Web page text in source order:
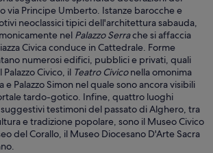
via Principe Umberto. Istanze barocche e
neoclassici tipici dell'architettura sabauda,
nel Palazzo Serrache si affaccia
Civica conduce in Cattedrale. Forme
numerosi edifici, pubblici e privati, quali
Palazzo Civico, il Teatro Civiconella omonima
e Palazzo Simon nel quale sono ancora visibili
tardo-gotico. Infine, quattro luoghi
testimoni del passato di Alghero, tra
e tradizione popolare, sono il Museo Civico
del Corallo, il Museo Diocesano D'Arte Sacra